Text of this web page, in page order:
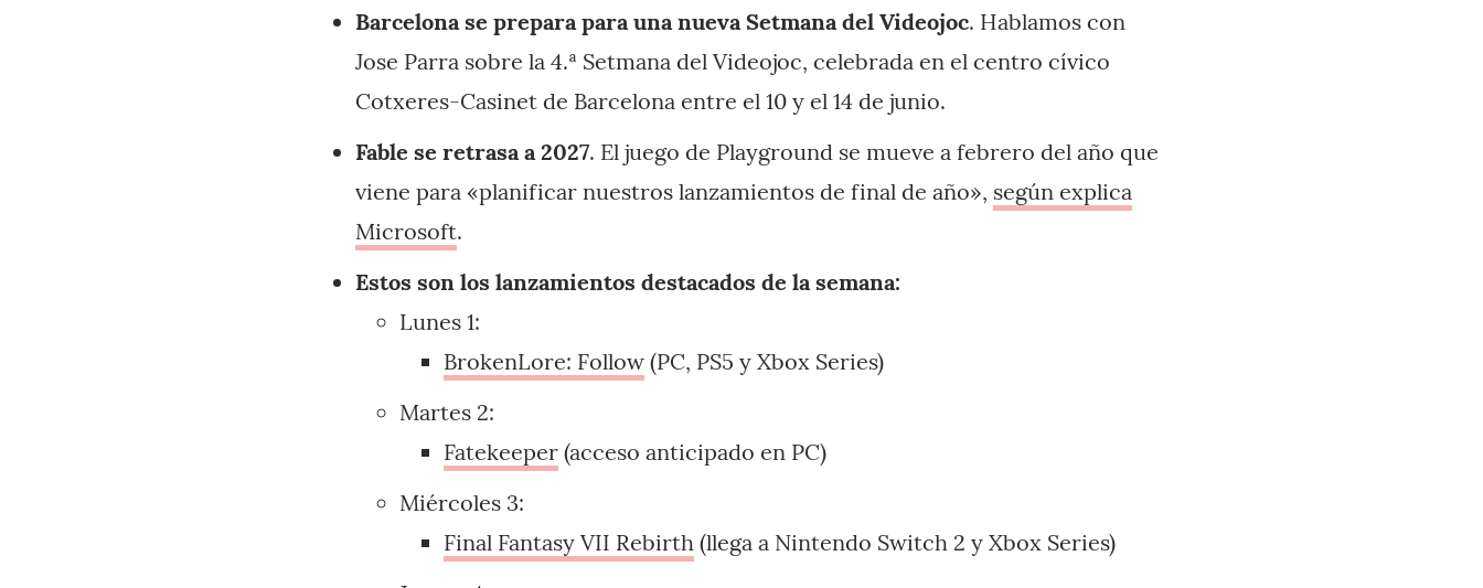
Barcelona se prepara para una nueva Setmana del Videojoc. Hablamos con
Jose Parra sobre la 4.ª Setmana del Videojoc, celebrada en el centro cívico
Cotxeres-Casinet de Barcelona entre el 10 y el 14 de junio.
Fable se retrasa a 2027. El juego de Playground se mueve a febrero del año que
viene para «planificar nuestros lanzamientos de final de año», según explica
Microsoft.
Estos son los lanzamientos destacados de la semana:
Lunes 1:
BrokenLore: Follow (PC, PS5 y Xbox Series)
Martes 2:
Fatekeeper (acceso anticipado en PC)
Miércoles 3:
Final Fantasy VII Rebirth (llega a Nintendo Switch 2 y Xbox Series)